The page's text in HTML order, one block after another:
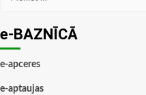
e-BAZNĪCĀ
e-apceres
e-aptaujas